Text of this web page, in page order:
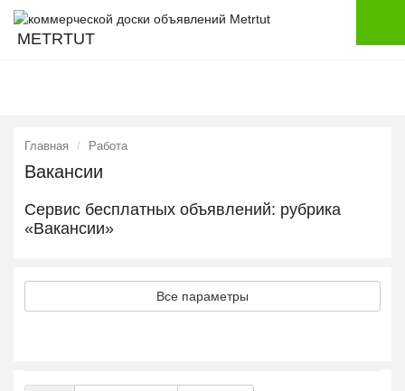
METRTUT
Главная Работа
Вакансии
Сервис бесплатных объявлений: рубрика
«Вакансии»
Все параметры